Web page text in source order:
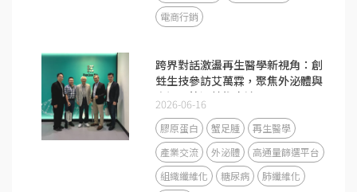
電商行銷
跨界對話激盪再生醫學新視角：創
甡生技參訪艾萬霖，聚焦外泌體與
高通量篩選技術交流
2026-06-16
膠原蛋白 蟹足腫
再生醫學
產業交流
外泌體
高通量篩選平台
組織纖維化
糖尿病
肺纖維化